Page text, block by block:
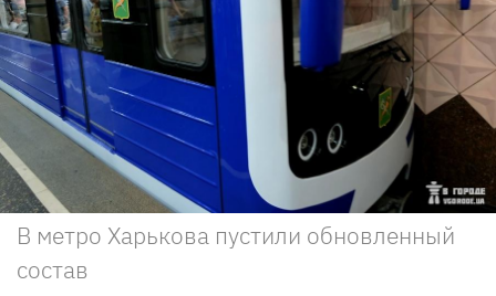
В метро Харькова пустили обновленный
состав